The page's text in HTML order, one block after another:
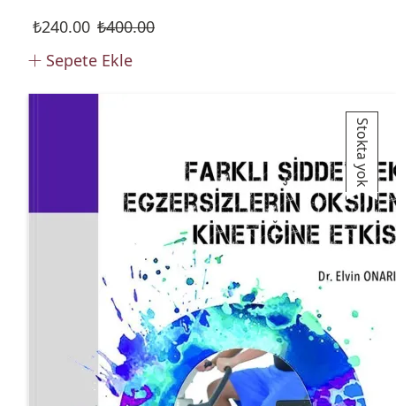
₺400.00
₺240.00
Sepete Ekle
Stokta yok